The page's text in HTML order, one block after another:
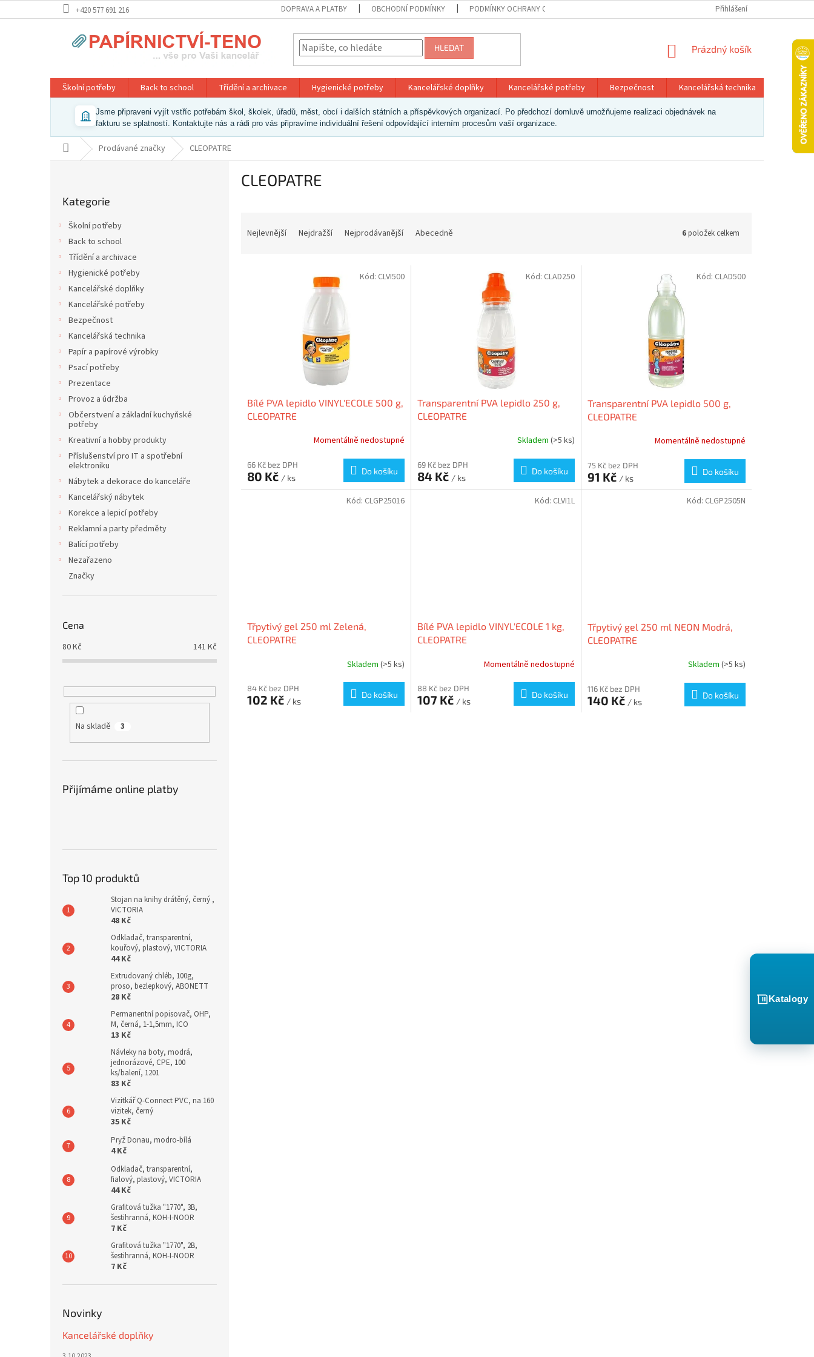
na
+420 577 691 216 DOPRAVA A PLATBY OBCHODNÍ PODMÍNKY PODMÍNKY OCHRANY OSOBNÍCH ÚDAJŮ Přihlášení
HLEDAT
NÁKUPNÍ
Prázdný košík
Školní potřeby Back to school Třídění a archivace Hygienické potřeby Kancelářské doplňky Kancelářské potřeby Bezpečnost Kancelářská technika Papír a
Jsme připraveni vyjít vstříc potřebám škol, školek, úřadů, měst, obcí i dalších státních a příspěvkových organizací. Po předchozí domluvě umožňujeme realizaci objednávek na
fakturu se splatností. Kontaktujte nás a rádi pro vás připravíme individuální řešení odpovídající interním procesům vaší organizace.
Domů Prodávané značky CLEOPATRE
kategorie
Kategorie
Školní potřeby
Back to school
Třídění a archivace
Hygienické potřeby
Kancelářské doplňky
Kancelářské potřeby
Bezpečnost
Kancelářská technika
Papír a papírové výrobky
Psací potřeby
Prezentace
Provoz a údržba
Občerstvení a základní kuchyňské
potřeby
Kreativní a hobby produkty
Příslušenství pro IT a spotřební
elektroniku
Nábytek a dekorace do kanceláře
Kancelářský nábytek
Korekce a lepicí potřeby
Reklamní a party předměty
Balící potřeby
Nezařazeno
Značky
Cena
80Kč 141 Kč
Na skladě 3
Přijímáme online platby
Top 10 produktů
Stojan na knihy drátěný, černý ,
VICTORIA
48 Kč
Odkladač, transparentní,
kouřový, plastový, VICTORIA
44 Kč
Extrudovaný chléb, 100g,
proso, bezlepkový, ABONETT
28 Kč
Permanentní popisovač, OHP,
M, černá, 1-1,5mm, ICO
13 Kč
Návleky na boty, modrá,
jednorázové, CPE, 100
ks/balení, 1201
83 Kč
Vizitkář Q-Connect PVC, na 160
vizitek, černý
35 Kč
Pryž Donau, modro-bílá
4 Kč
Odkladač, transparentní,
fialový, plastový, VICTORIA
44 Kč
Grafitová tužka "1770", 3B,
šestihranná, KOH-I-NOOR
7 Kč
Grafitová tužka "1770", 2B,
šestihranná, KOH-I-NOOR
7 Kč
Novinky
Kancelářské doplňky
CLEOPATRE
Nejlevnější Nejdražší Nejprodávanější Abecedně 6položek celkem
Bílé PVA lepidlo VINYL'ECOLE 500 g,
CLEOPATRE
Momentálně nedostupné
66 Kč bez DPH
80 Kč / ks
Do košíku
Kód: CLVI500
Transparentní PVA lepidlo 250 g,
CLEOPATRE
Skladem (>5 ks)
69 Kč bez DPH
84 Kč / ks
Do košíku
Kód: CLAD250
Transparentní PVA lepidlo 500 g,
CLEOPATRE
Momentálně nedostupné
75 Kč bez DPH
91 Kč / ks
Do košíku
Kód: CLAD500
Třpytivý gel 250 ml Zelená,
CLEOPATRE
Skladem (>5 ks)
84 Kč bez DPH
102 Kč / ks
Do košíku
Kód: CLGP25016
Bílé PVA lepidlo VINYL'ECOLE 1 kg,
CLEOPATRE
Momentálně nedostupné
88 Kč bez DPH
107 Kč / ks
Do košíku
Kód: CLVI1L
Třpytivý gel 250 ml NEON Modrá,
CLEOPATRE
Skladem (>5 ks)
116 Kč bez DPH
140 Kč / ks
Do košíku
Kód: CLGP2505N
Katalogy